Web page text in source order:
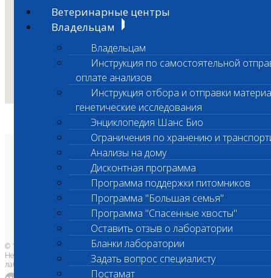
Ветеринарные центры
Владельцам
Владельцам
Инструкция по самостоятельной
оплате анализов
Инструкция отбора и отправки
генетические исследования
Энциклопедия Шанс Био
Ограничения по хранению и
Анализы на дому
Дисконтная программа
Программа поддержки питомников
Программа "Большая семья"
Программа "Спасенные хвосты"
Оставить отзыв о лаборатории
Бланки лаборатории
Задать вопрос специалисту
Постамат
О лаборатории
Анализы и цены
Ветеринарные центры
Владельцам
Врачам и клиникам
Бланки лаборатории
Банк донорской крови
Адреса лабораторий
© 1996-2026
Независимая ветеринарная
лаборатория Шанс Био